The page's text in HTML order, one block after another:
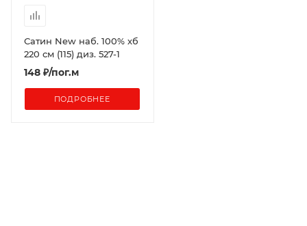
Сатин New наб. 100% хб
220 см (115) диз. 527-1
148 ₽/пог.м
ПОДРОБНЕЕ